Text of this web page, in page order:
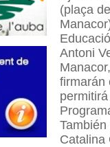
(plaça
Antoni
firmarán
Catalina